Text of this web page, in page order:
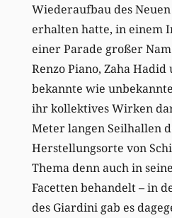
Wiederaufbau des
erhalten hatte, in einem
einer Parade großer
Renzo Piano, Zaha Hadid
bekannte wie
ihr kollektives Wirken
Meter langen Seilhallen
Herstellungsorte von
Thema denn auch in
Facetten behandelt – in
des Giardini gab es